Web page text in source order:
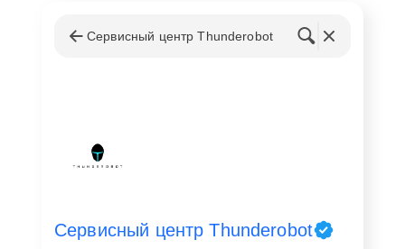
Сервисный центр Thunderobot
Сервисный центр Thunderobot